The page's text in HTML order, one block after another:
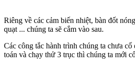
Riêng về các cảm biến nhiệt, bàn đốt
quạt ... chúng ta sẽ cắm vào sau.
Các công tắc hành trình chúng ta chưa
toán và chạy thử 3 trục thì chúng ta mới